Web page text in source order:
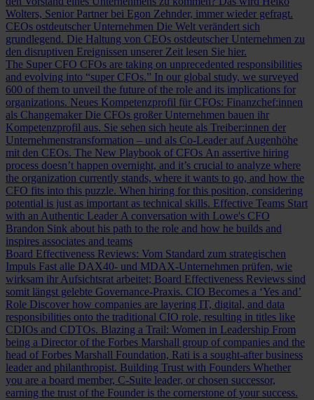
Wolters, Senior Partner bei Egon Zehnder, immer wieder gefragt.
CEOs ostdeutscher Unternehmen Die Welt verändert sich
grundlegend. Die Haltung von CEOs ostdeutscher Unternehmen zu
den disruptiven Ereignissen unserer Zeit lesen Sie hier.
The Super CFO CFOs are taking on unprecedented responsibilities
and evolving into “super CFOs.” In our global study, we surveyed
600 of them to unveil the future of the role and its implications for
organizations. Neues Kompetenzprofil für CFOs: Finanzchef:innen
als Changemaker Die CFOs großer Unternehmen bauen ihr
Kompetenzprofil aus. Sie sehen sich heute als Treiber:innen der
Unternehmenstransformation – und als Co-Leader auf Augenhöhe
mit den CEOs. The New Playbook of CFOs An assertive hiring
process doesn’t happen overnight, and it’s crucial to analyze where
the organization currently stands, where it wants to go, and how the
CFO fits into this puzzle. When hiring for this position, considering
potential is just as important as technical skills. Effective Teams Start
with an Authentic Leader A conversation with Lowe's CFO
Brandon Sink about his path to the role and how he builds and
inspires associates and teams
Board Effectiveness Reviews: Vom Standard zum strategischen
Impuls Fast alle DAX40- und MDAX-Unternehmen prüfen, wie
wirksam ihr Aufsichtsrat arbeitet; Board Effectiveness Reviews sind
somit längst gelebte Governance-Praxis. CIO Becomes a ‘Yes and’
Role Discover how companies are layering IT, digital, and data
responsibilities onto the traditional CIO role, resulting in titles like
CDIOs and CDTOs. Blazing a Trail: Women in Leadership From
being a Director of the Forbes Marshall group of companies and the
head of Forbes Marshall Foundation, Rati is a sought-after business
leader and philanthropist. Building Trust with Founders Whether
you are a board member, C-Suite leader, or chosen successor,
earning the trust of the Founder is the cornerstone of your success.